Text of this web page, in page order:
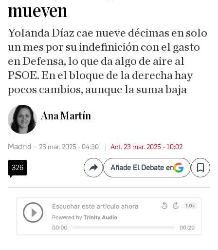
mueven
Yolanda Díaz cae nueve décimas en solo
un mes por su indefinición con el gasto
en Defensa, lo que da algo de aire al
PSOE. En el bloque de la derecha hay
pocos cambios, aunque la suma baja
Ana Martín
Madrid 23 mar. 2025 - 04:30 Act. 23 mar. 2025 - 10:02
326 CompartirAñade El Debate en Save